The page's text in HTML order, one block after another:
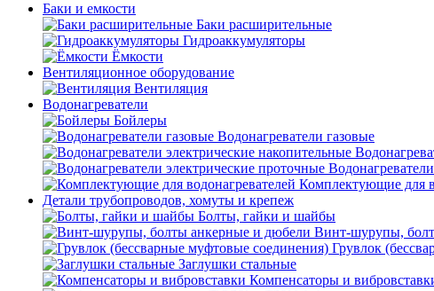
Баки и емкости
Баки расширительные
Гидроаккумуляторы
Ёмкости
Вентиляционное оборудование
Вентиляция
Водонагреватели
Бойлеры
Водонагреватели газовые
Комплектующие для
Детали трубопроводов, хомуты и крепеж
Болты, гайки и шайбы
Винт-шурупы,
Грувлок
Заглушки стальные
Компенсаторы и